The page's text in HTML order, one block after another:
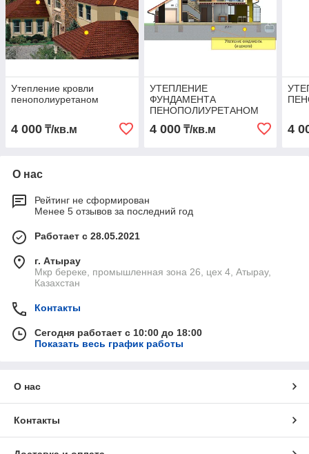
Утепление кровли
пенополиуретаном
4 000 ₸/кв.м
УТЕПЛЕНИЕ
ФУНДАМЕНТА
ПЕНОПОЛИУРЕТАНОМ
4 000₸/кв.м 4
О нас
Рейтинг не сформирован
Менее 5 отзывов за последний год
Работает с 28.05.2021
г. Атырау
Мкр береке, промышленная зона 26, цех 4, Атырау,
Казахстан
Контакты
Сегодня работает с 10:00 до 18:00
Показать весь график работы
О нас
Контакты